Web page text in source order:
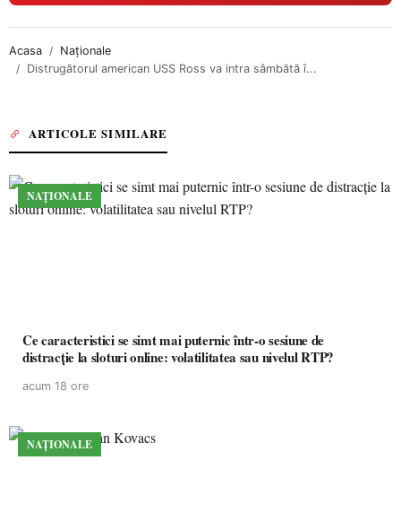
Acasa
Naționale
Distrugătorul american USS Ross va intra sâmbătă î...
ARTICOLE SIMILARE
NAȚIONALE
Ce caracteristici se simt mai puternic într-o sesiune de
distracție la sloturi online: volatilitatea sau nivelul RTP?
acum 18 ore
NAȚIONALE